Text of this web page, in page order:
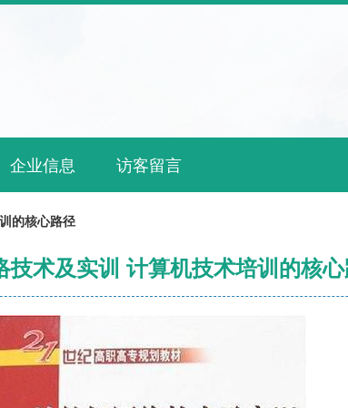
企业信息 访客留言
的核心路径
技术及实训 计算机技术培训的核